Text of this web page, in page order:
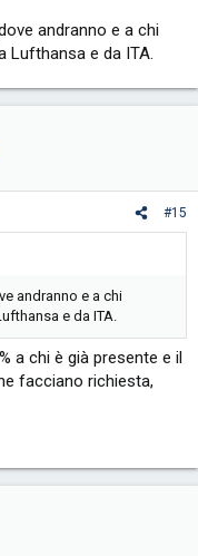
andranno e a chi
Lufthansa e da ITA.
#15
andranno e a chi
e da ITA.
a chi è già presente e il
facciano richiesta,